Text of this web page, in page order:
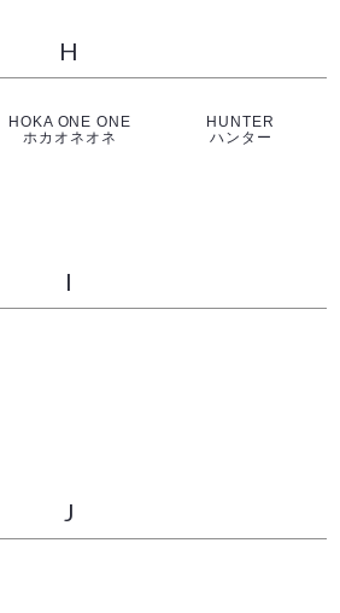
H
HOKA ONE ONE
ホカオネオネ
HUNTER
ハンター
I
J